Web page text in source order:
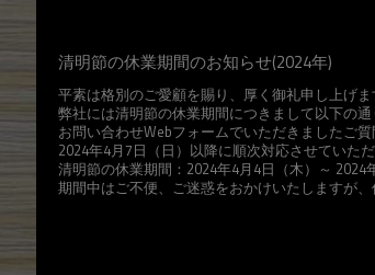
清明節の休業期間のお知らせ(2024年)
平素は格別のご愛顧を賜り、厚く御礼申し上げま
弊社には清明節の休業期間につきまして以下の通
お問い合わせWebフォームでいただきましたご
2024年4月7日（日）以降に順次対応させていただ
清明節の休業期間：2024年4月4日（木）～ 2024
期間中はご不便、ご迷惑をおかけいたしますが
2024年4
大連市潤森精密機